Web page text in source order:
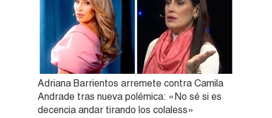
Adriana Barrientos arremete contra Camila
Andrade tras nueva polémica: «No sé si es
decencia andar tirando los colaless»